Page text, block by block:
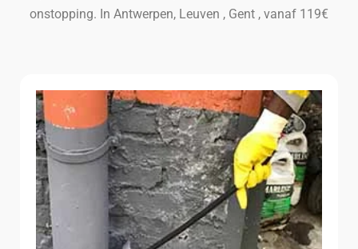
onstopping. In Antwerpen, Leuven , Gent , vanaf 119€